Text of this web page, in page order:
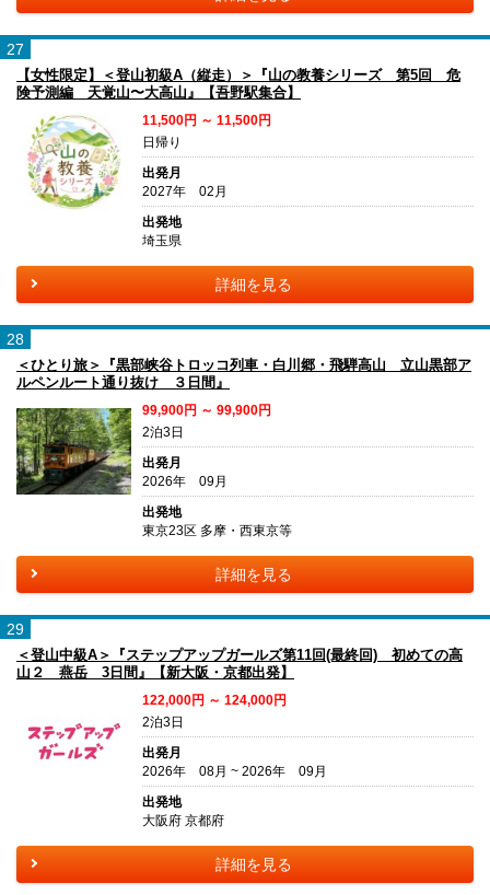
27
【女性限定】＜登山初級A（縦走）＞『山の教養シリーズ 第5回 危
険予測編 天覚山〜大高山』【吾野駅集合】
11,500円 ～ 11,500円
日帰り
出発月
2027年 02月
出発地
埼玉県
詳細を見る
28
＜ひとり旅＞『黒部峡谷トロッコ列車・白川郷・飛騨高山 立山黒部ア
ルペンルート通り抜け ３日間』
99,900円 ～ 99,900円
2泊3日
出発月
2026年 09月
出発地
東京23区 多摩・西東京等
詳細を見る
29
＜登山中級A＞『ステップアップガールズ第11回(最終回) 初めての高
山２ 燕岳 3日間』【新大阪・京都出発】
122,000円 ～ 124,000円
2泊3日
出発月
2026年 08月 ~ 2026年 09月
出発地
大阪府 京都府
詳細を見る